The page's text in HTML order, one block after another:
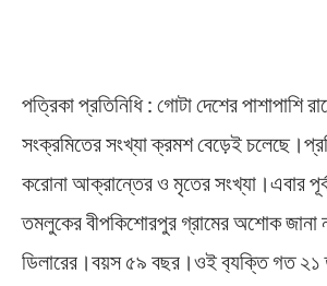
পত্রিকা প্রতিনিধি : গোটা দেশের পাশাপাশি
সংক্রমিতের সংখ্যা ক্রমশ বেড়েই
করোনা আক্রান্তের ও মৃতের সংখ্যা।এবার
তমলুকের বীপকিশোরপুর গ্রামের অশোক জানা
ডিলারের।বয়স ৫৯ বছর।ওই ব‍্যক্তি গত ২১